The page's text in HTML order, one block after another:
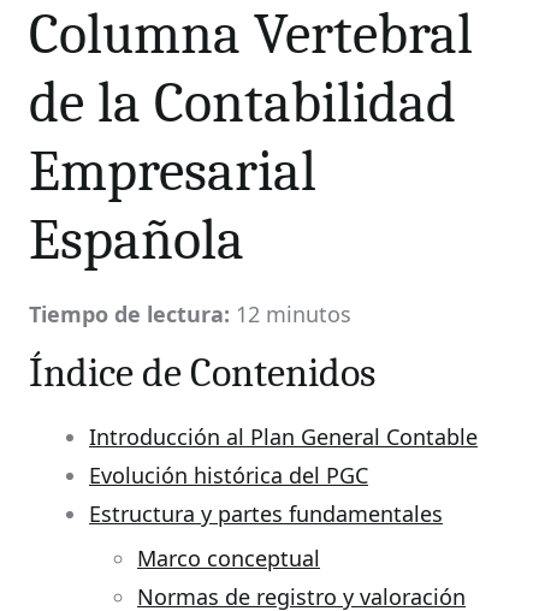
Columna Vertebral
de la Contabilidad
Empresarial
Española
Tiempo de lectura: 12 minutos
Índice de Contenidos
Introducción al Plan General Contable
Evolución histórica del PGC
Estructura y partes fundamentales
Marco conceptual
Normas de registro y valoración